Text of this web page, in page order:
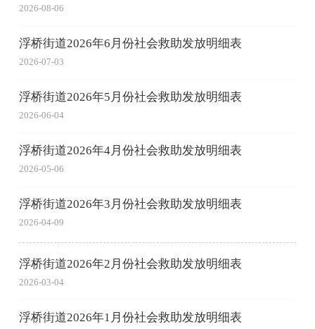
2026-08-06
浮桥街道2026年6月份社会救助发放明细表
2026-07-03
浮桥街道2026年5月份社会救助发放明细表
2026-06-04
浮桥街道2026年4月份社会救助发放明细表
2026-05-06
浮桥街道2026年3月份社会救助发放明细表
2026-04-09
浮桥街道2026年2月份社会救助发放明细表
2026-03-04
浮桥街道2026年1月份社会救助发放明细表